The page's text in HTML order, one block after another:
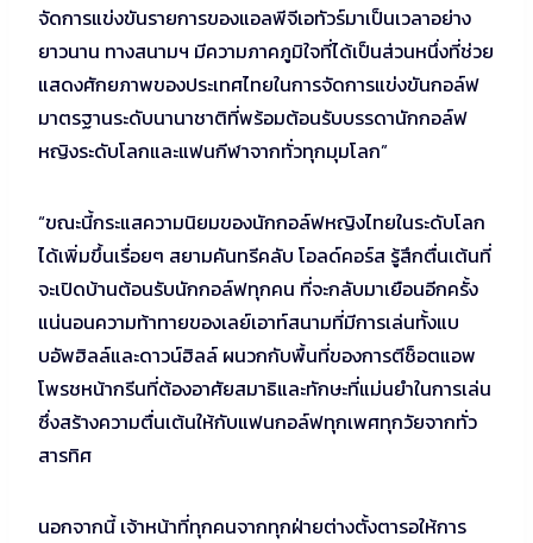
จัดการแข่งขันรายการของแอลพีจีเอทัวร์มาเป็นเวลาอย่าง
ยาวนาน ทางสนามฯ มีความภาคภูมิใจที่ได้เป็นส่วนหนึ่งที่ช่วย
แสดงศักยภาพของประเทศไทยในการจัดการแข่งขันกอล์ฟ
มาตรฐานระดับนานาชาติที่พร้อมต้อนรับบรรดานักกอล์ฟ
หญิงระดับโลกและแฟนกีฬาจากทั่วทุกมุมโลก”
“ขณะนี้กระแสความนิยมของนักกอล์ฟหญิงไทยในระดับโลก
ได้เพิ่มขึ้นเรื่อยๆ สยามคันทรีคลับ โอลด์คอร์ส รู้สึกตื่นเต้นที่
จะเปิดบ้านต้อนรับนักกอล์ฟทุกคน ที่จะกลับมาเยือนอีกครั้ง
แน่นอนความท้าทายของเลย์เอาท์สนามที่มีการเล่นทั้งแบ
บอัพฮิลล์และดาวน์ฮิลล์ ผนวกกับพื้นที่ของการตีช็อตแอพ
โพรชหน้ากรีนที่ต้องอาศัยสมาธิและทักษะที่แม่นยำในการเล่น
ซึ่งสร้างความตื่นเต้นให้กับแฟนกอล์ฟทุกเพศทุกวัยจากทั่ว
สารทิศ
นอกจากนี้ เจ้าหน้าที่ทุกคนจากทุกฝ่ายต่างตั้งตารอให้การ